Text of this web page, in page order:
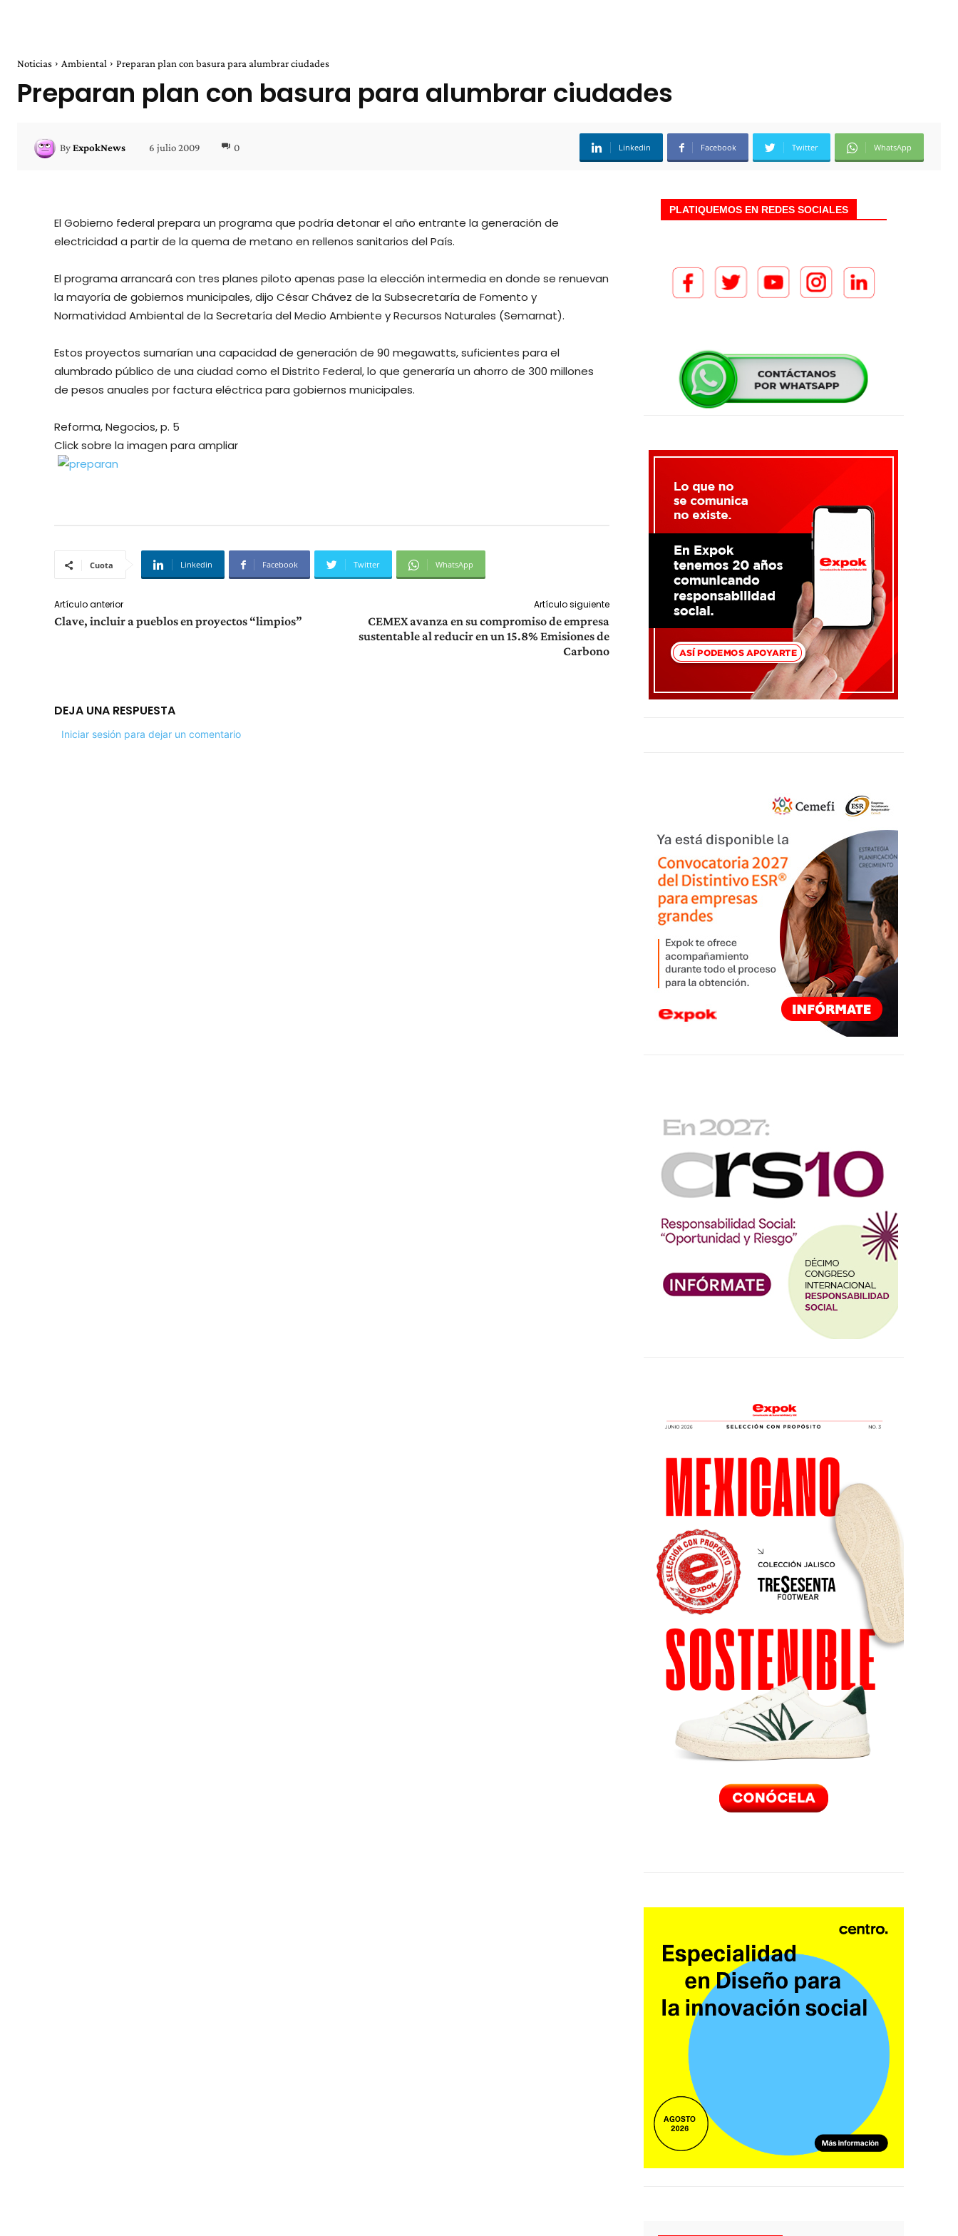
Noticias Ambiental Preparan plan con basura para alumbrar ciudades
Preparan plan con basura para alumbrar ciudades
ByExpokNews 6 julio 2009 0 Linkedin Facebook Twitter WhatsApp
El Gobierno federal prepara un programa que podría detonar el año entrante la generación de
electricidad a partir de la quema de metano en rellenos sanitarios del País.
El programa arrancará con tres planes piloto apenas pase la elección intermedia en donde se renuevan
la mayoría de gobiernos municipales, dijo César Chávez de la Subsecretaría de Fomento y
Normatividad Ambiental de la Secretaría del Medio Ambiente y Recursos Naturales (Semarnat).
Estos proyectos sumarían una capacidad de generación de 90 megawatts, suficientes para el
alumbrado público de una ciudad como el Distrito Federal, lo que generaría un ahorro de 300 millones
de pesos anuales por factura eléctrica para gobiernos municipales.
Reforma, Negocios, p. 5
Click sobre la imagen para ampliar
Cuota Linkedin Facebook Twitter WhatsApp
Artículo anterior
Clave, incluir a pueblos en proyectos “limpios”
Artículo siguiente
CEMEX avanza en su compromiso de empresa
sustentable al reducir en un 15.8% Emisiones de
Carbono
DEJA UNA RESPUESTA
Iniciar sesión para dejar un comentario
PLATIQUEMOS EN REDES SOCIALES